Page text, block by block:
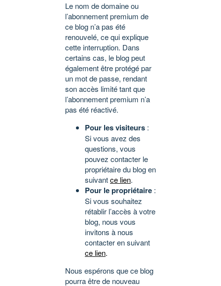
Le nom de domaine ou
l’abonnement premium de
ce blog n’a pas été
renouvelé, ce qui explique
cette interruption. Dans
certains cas, le blog peut
également être protégé par
un mot de passe, rendant
son accès limité tant que
l’abonnement premium n’a
pas été réactivé.
Pour les visiteurs :
Si vous avez des
questions, vous
pouvez contacter le
propriétaire du blog en
suivantce lien.
Pour le propriétaire :
Si vous souhaitez
rétablir l’accès à votre
blog, nous vous
invitons à nous
contacter en suivant
ce lien.
Nous espérons que ce blog
pourra être de nouveau